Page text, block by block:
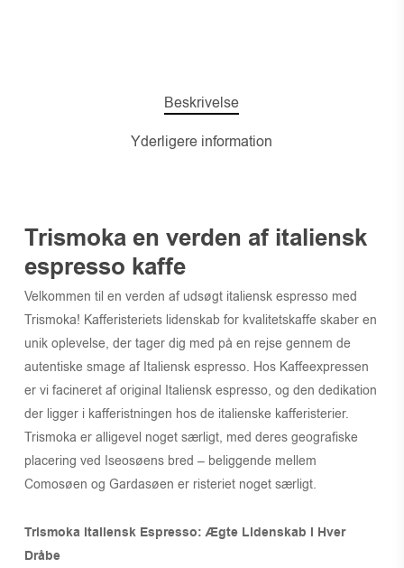
Beskrivelse
Yderligere information
Trismoka en verden af italiensk
espresso kaffe
Velkommen til en verden af udsøgt italiensk espresso med
Trismoka! Kafferisteriets lidenskab for kvalitetskaffe skaber en
unik oplevelse, der tager dig med på en rejse gennem de
autentiske smage af Italiensk espresso. Hos Kaffeexpressen
er vi facineret af original Italiensk espresso, og den dedikation
der ligger i kafferistningen hos de italienske kafferisterier.
Trismoka er alligevel noget særligt, med deres geografiske
placering ved Iseosøens bred – beliggende mellem
Comosøen og Gardasøen er risteriet noget særligt.
Trismoka Italiensk Espresso: Ægte Lidenskab i Hver
Dråbe